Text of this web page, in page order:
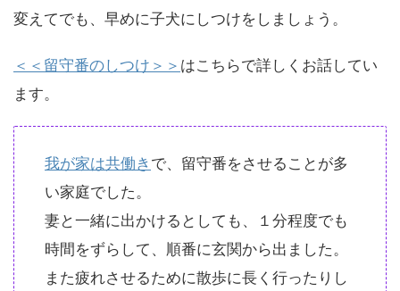
変えてでも、早めに子犬にしつけをしましょう。
＜＜留守番のしつけ＞＞ はこちらで詳しくお話してい
ます。
我が家は共働き で、留守番をさせることが多
い家庭でした。
妻と一緒に出かけるとしても、１分程度でも
時間をずらして、順番に玄関から出ました。
また疲れさせるために散歩に長く行ったりし